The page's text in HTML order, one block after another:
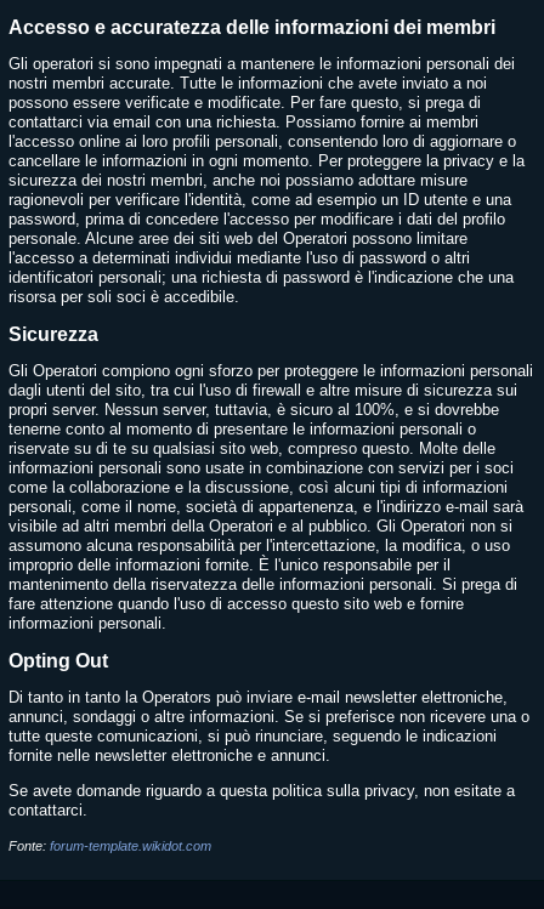
Accesso e accuratezza delle informazioni dei membri
Gli operatori si sono impegnati a mantenere le informazioni personali dei
nostri membri accurate. Tutte le informazioni che avete inviato a noi
possono essere verificate e modificate. Per fare questo, si prega di
contattarci via email con una richiesta. Possiamo fornire ai membri
l'accesso online ai loro profili personali, consentendo loro di aggiornare o
cancellare le informazioni in ogni momento. Per proteggere la privacy e la
sicurezza dei nostri membri, anche noi possiamo adottare misure
ragionevoli per verificare l'identità, come ad esempio un ID utente e una
password, prima di concedere l'accesso per modificare i dati del profilo
personale. Alcune aree dei siti web del Operatori possono limitare
l'accesso a determinati individui mediante l'uso di password o altri
identificatori personali; una richiesta di password è l'indicazione che una
risorsa per soli soci è accedibile.
Sicurezza
Gli Operatori compiono ogni sforzo per proteggere le informazioni personali
dagli utenti del sito, tra cui l'uso di firewall e altre misure di sicurezza sui
propri server. Nessun server, tuttavia, è sicuro al 100%, e si dovrebbe
tenerne conto al momento di presentare le informazioni personali o
riservate su di te su qualsiasi sito web, compreso questo. Molte delle
informazioni personali sono usate in combinazione con servizi per i soci
come la collaborazione e la discussione, così alcuni tipi di informazioni
personali, come il nome, società di appartenenza, e l'indirizzo e-mail sarà
visibile ad altri membri della Operatori e al pubblico. Gli Operatori non si
assumono alcuna responsabilità per l'intercettazione, la modifica, o uso
improprio delle informazioni fornite. È l'unico responsabile per il
mantenimento della riservatezza delle informazioni personali. Si prega di
fare attenzione quando l'uso di accesso questo sito web e fornire
informazioni personali.
Opting Out
Di tanto in tanto la Operators può inviare e-mail newsletter elettroniche,
annunci, sondaggi o altre informazioni. Se si preferisce non ricevere una o
tutte queste comunicazioni, si può rinunciare, seguendo le indicazioni
fornite nelle newsletter elettroniche e annunci.
Se avete domande riguardo a questa politica sulla privacy, non esitate a
contattarci.
Fonte: forum-template.wikidot.com